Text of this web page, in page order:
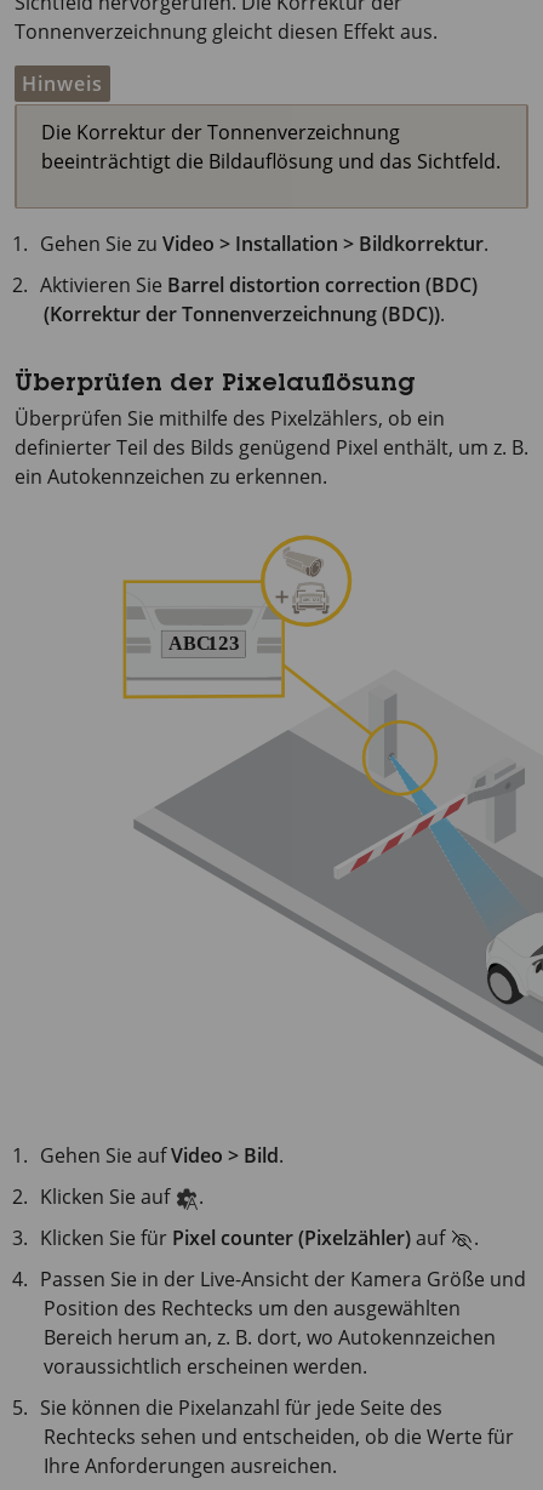
Tonnenverzeichnung gleicht diesen Effekt aus.
Hinweis
Die Korrektur der Tonnenverzeichnung
beeinträchtigt die Bildauflösung und das Sichtfeld.
Gehen Sie zuVideo > Installation > Bildkorrektur.
Aktivieren Sie Barrel distortion correction (BDC)
(Korrektur der Tonnenverzeichnung (BDC)).
Überprüfen der Pixelauflösung
Überprüfen Sie mithilfe des Pixelzählers, ob ein
definierter Teil des Bilds genügend Pixel enthält, um z. B.
ein Autokennzeichen zu erkennen.
Gehen Sie aufVideo > Bild.
Klicken Sie auf
.
Klicken Sie für Pixel counter (Pixelzähler)auf
.
Passen Sie in der Live-Ansicht der Kamera Größe und
Position des Rechtecks um den ausgewählten
Bereich herum an, z. B. dort, wo Autokennzeichen
voraussichtlich erscheinen werden.
Sie können die Pixelanzahl für jede Seite des
Rechtecks sehen und entscheiden, ob die Werte für
Ihre Anforderungen ausreichen.